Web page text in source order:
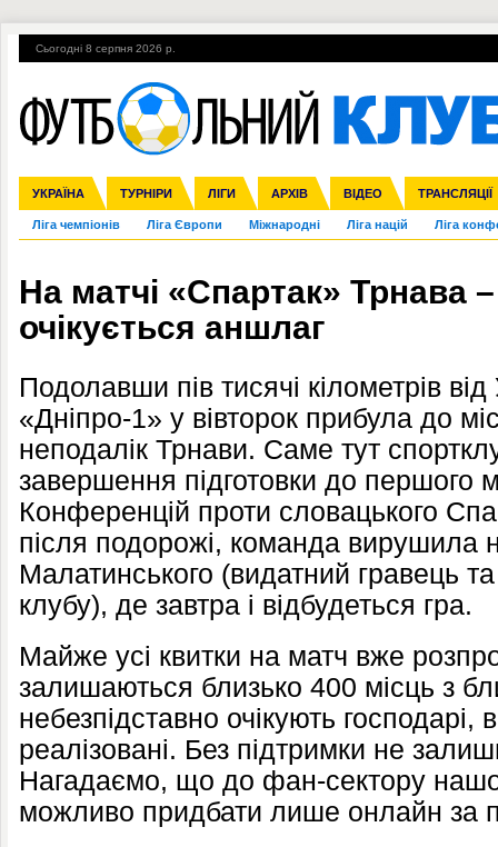
Сьогодні 8 серпня 2026 р.
УКРАЇНА ТУРНІРИ ЛІГИ АРХІВ ВІДЕО ТРАНСЛЯЦІЇ
Збірна Прем'єр-ліга Перша ліга Друга ліга Кубок України
Ліга чемпіонів Ліга Європи Міжнародні Ліга націй Ліга
Англія Іспанія Італія Німеччина Франція Інші
ЧС-2014 ЄВРО-2016 Росія Кубок конфедерацій ЧЄ-2015 (U-
Гарячі теми УПЛ, 2-й тур ВІЙНА УПЛ-ПЕРЕХОДИ
На матчі «Спартак» Трнава
очікується аншлаг
Подолавши пів тисячі кілометрів
«Дніпро-1» у вівторок прибула до
неподалік Трнави. Саме тут
завершення підготовки до першого
Конференцій проти словацького
після подорожі, команда вирушила
Малатинського (видатний гравець
клубу), де завтра і відбудеться гра.
Майже усі квитки на матч вже
залишаються близько 400 місць з
небезпідставно очікують
реалізовані. Без підтримки не
Нагадаємо, що до фан-сектору
можливо придбати лише онлайн за